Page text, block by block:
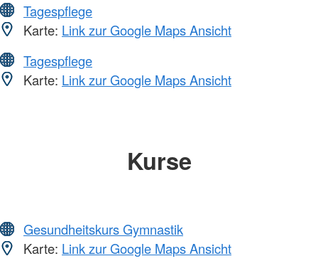
Tagespflege
Karte: Link zur Google Maps Ansicht
Tagespflege
Karte: Link zur Google Maps Ansicht
Kurse
Gesundheitskurs Gymnastik
Karte: Link zur Google Maps Ansicht